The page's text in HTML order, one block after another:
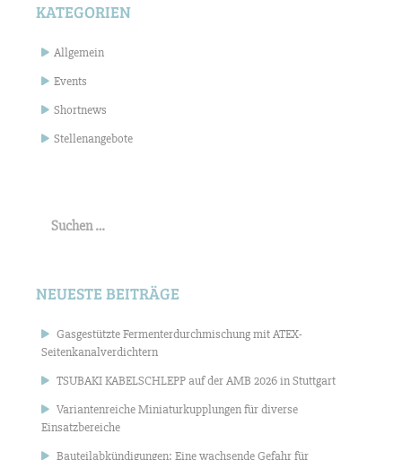
KATEGORIEN
Allgemein
Events
Shortnews
Stellenangebote
nach:
NEUESTE BEITRÄGE
Gasgestützte Fermenterdurchmischung mit ATEX-
Seitenkanalverdichtern
TSUBAKI KABELSCHLEPP auf der AMB 2026 in Stuttgart
Variantenreiche Miniaturkupplungen für diverse
Einsatzbereiche
Bauteilabkündigungen: Eine wachsende Gefahr für